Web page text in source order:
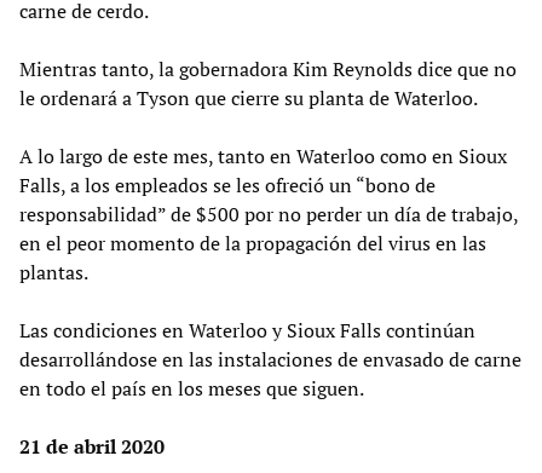
carne de cerdo.
Mientras tanto, la gobernadora Kim Reynolds dice que no
le ordenará a Tyson que cierre su planta de Waterloo.
A lo largo de este mes, tanto en Waterloo como en Sioux
Falls, a los empleados se les ofreció un “bono de
responsabilidad” de $500 por no perder un día de trabajo,
en el peor momento de la propagación del virus en las
plantas.
Las condiciones en Waterloo y Sioux Falls continúan
desarrollándose en las instalaciones de envasado de carne
en todo el país en los meses que siguen.
21 de abril 2020